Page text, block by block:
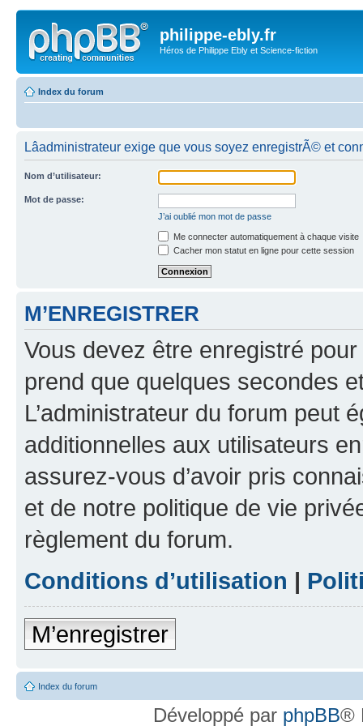
philippe-ebly.fr
Héros de Philippe Ebly et Science-fiction
Index du forum
Lâadministrateur exige que vous soyez enregistrÃ© et
Nom d’utilisateur:
Mot de passe:
J’ai oublié mon mot de passe
Me connecter automatiquement à chaque visite
Cacher mon statut en ligne pour cette session
M’ENREGISTRER
Vous devez être enregistré
prend que quelques secondes
L’administrateur du forum peut
additionnelles aux utilisateurs
assurez-vous d’avoir pris
et de notre politique de vie
règlement du forum.
Conditions d’utilisation |
M’enregistrer
Index du forum
Développé par phpBB®